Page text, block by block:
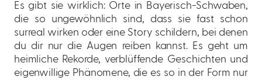
Es gibt sie wirklich: Orte in Bayerisch-Schwaben,
die so ungewöhnlich sind, dass sie fast schon
surreal wirken oder eine Story schildern, bei denen
du dir nur die Augen reiben kannst. Es geht um
heimliche Rekorde, verblüffende Geschichten und
eigenwillige Phänomene, die es so in der Form nur